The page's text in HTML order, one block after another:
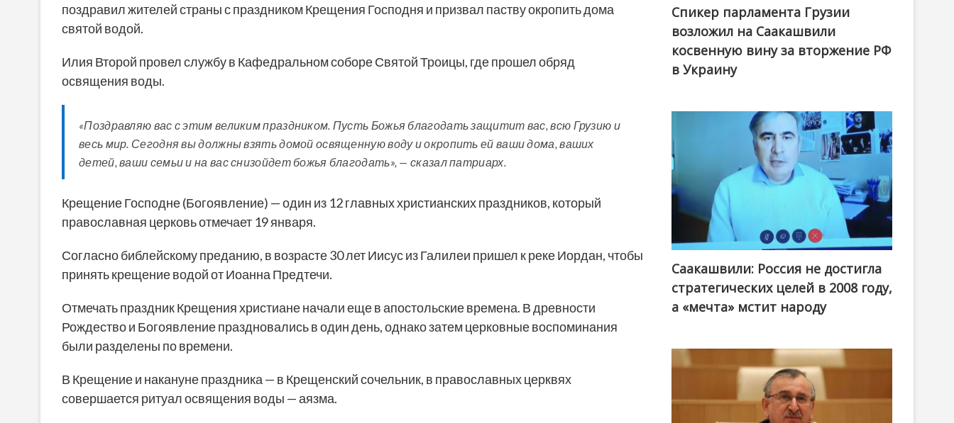
поздравил жителей страны с праздником Крещения Господня и призвал паству окропить дома
святой водой.
Илия Второй провел службу в Кафедральном соборе Святой Троицы, где прошел обряд
освящения воды.
«Поздравляю вас с этим великим праздником. Пусть Божья благодать защитит вас, всю Грузию и
весь мир. Сегодня вы должны взять домой освященную воду и окропить ей ваши дома, ваших
детей, ваши семьи и на вас снизойдет божья благодать», — сказал патриарх.
Крещение Господне (Богоявление) — один из 12 главных христианских праздников, который
православная церковь отмечает 19 января.
Согласно библейскому преданию, в возрасте 30 лет Иисус из Галилеи пришел к реке Иордан, чтобы
принять крещение водой от Иоанна Предтечи.
Отмечать праздник Крещения христиане начали еще в апостольские времена. В древности
Рождество и Богоявление праздновались в один день, однако затем церковные воспоминания
были разделены по времени.
В Крещение и накануне праздника — в Крещенский сочельник, в православных церквях
совершается ритуал освящения воды — аязма.
Спикер парламента Грузии
возложил на Саакашвили
косвенную вину за вторжение РФ
в Украину
Саакашвили: Россия не достигла
стратегических целей в 2008 году,
а «мечта» мстит народу